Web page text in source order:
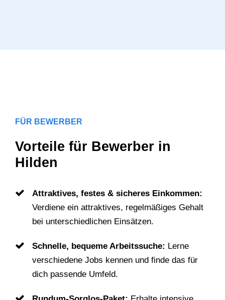
FÜR BEWERBER
Vorteile für Bewerber in
Hilden
Attraktives, festes & sicheres Einkommen:
Verdiene ein attraktives, regelmäßiges Gehalt
bei unterschiedlichen Einsätzen.
Schnelle, bequeme Arbeitssuche: Lerne
verschiedene Jobs kennen und finde das für
dich passende Umfeld.